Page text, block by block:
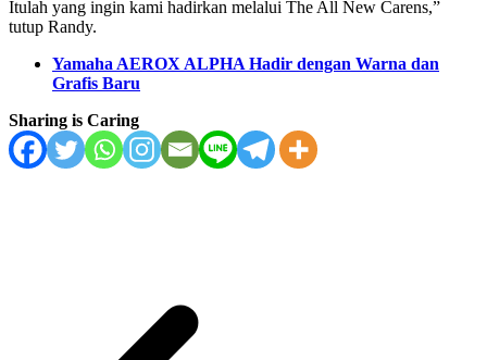
Itulah yang ingin kami hadirkan melalui The All New Carens,”
tutup Randy.
Yamaha AEROX ALPHA Hadir dengan Warna dan
Grafis Baru
Sharing is Caring